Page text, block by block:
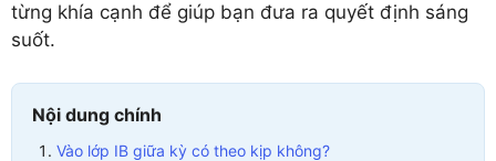
từng khía cạnh để giúp bạn đưa ra quyết định sáng
suốt.
Nội dung chính
Vào lớp IB giữa kỳ có theo kịp không?